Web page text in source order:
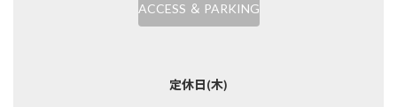
ACCESS ＆ PARKING
定休日(木)